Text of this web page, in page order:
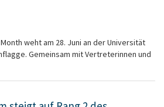
weht am 28. Juni an der Universität
Gemeinsam mit Vertreterinnen und